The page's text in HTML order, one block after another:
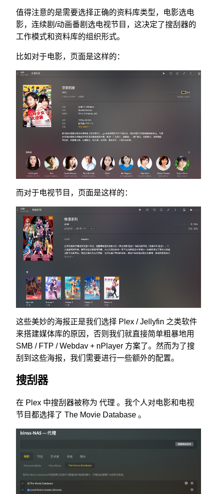
值得注意的是需要选择正确的资料库类型，电影选电
影，连续剧/动画番剧选电视节目，这决定了搜刮器的
工作模式和资料库的组织形式。
比如对于电影，页面是这样的：
而对于电视节目，页面是这样的：
这些美妙的海报正是我们选择 Plex / Jellyfin 之类软件
来搭建媒体库的原因，否则我们就直接简单粗暴地用
SMB / FTP / Webdav + nPlayer 方案了。然而为了搜
刮到这些海报，我们需要进行一些额外的配置。
搜刮器
在 Plex 中搜刮器被称为 代理 。我个人对电影和电视
节目都选择了 The Movie Database 。